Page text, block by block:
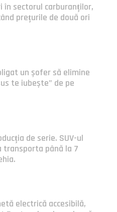
în sectorul carburanților,
prețurile de două ori
un șofer să elimine
te iubește” de pe
de serie. SUV-ul
transporta până la 7
electrică accesibilă,